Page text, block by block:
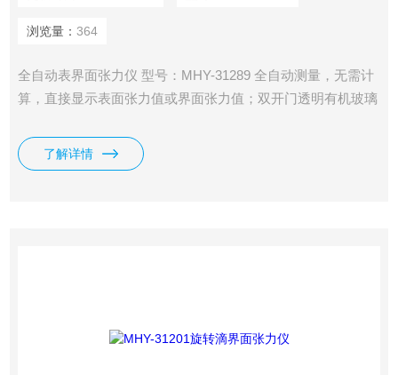
浏览量： 364
全自动表界面张力仪 型号：MHY-31289 全自动测量，无需计
算，直接显示表面张力值或界面张力值；双开门透明有机玻璃
了解详情